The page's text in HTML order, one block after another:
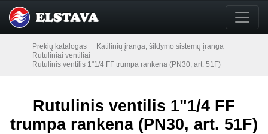
Prekių katalogas
Katilinių įranga, šildymo sistemų įranga
Rutuliniai ventiliai
Rutulinis ventilis 1"1/4 FF trumpa rankena (PN30, art. 51F)
Rutulinis ventilis 1"1/4 FF
trumpa rankena (PN30, art. 51F)